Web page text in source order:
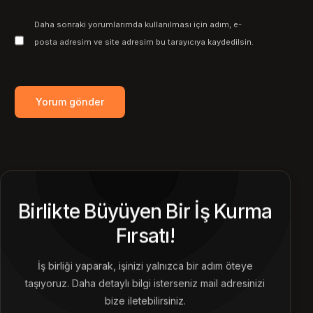
Daha sonraki yorumlarımda kullanılması için adım, e-
posta adresim ve site adresim bu tarayıcıya kaydedilsin.
Birlikte Büyüyen Bir İş Kurma
Fırsatı!
İş birliği yaparak, işinizi yalnızca bir adım öteye
taşıyoruz. Daha detaylı bilgi isterseniz mail adresinizi
bize iletebilirsiniz.